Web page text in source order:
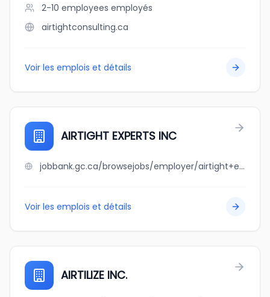
2-10 employees employés
airtightconsulting.ca
Voir les emplois et détails
AIRTIGHT EXPERTS INC
jobbank.gc.ca/browsejobs/employer/airtight+experts+inc/ca
Voir les emplois et détails
AIRTILIZE INC.